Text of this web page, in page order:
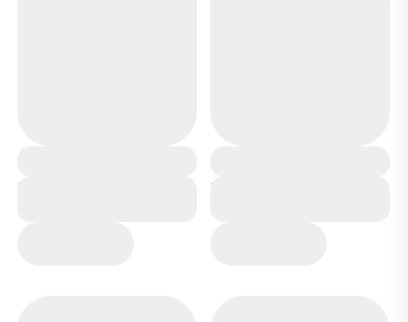
Кеды CV810-1 синие Кеды CV810-1 розовые